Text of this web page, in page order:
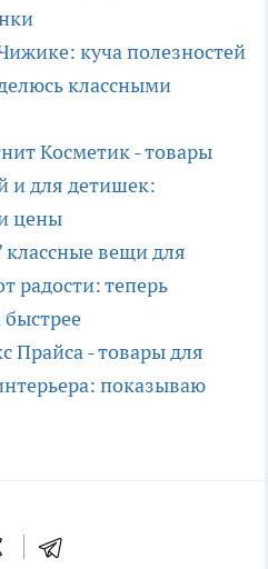
куча полезностей
классными
Косметик - товары
и для детишек:
цены
вещи для
радости: теперь
быстрее
Прайса - товары для
показываю